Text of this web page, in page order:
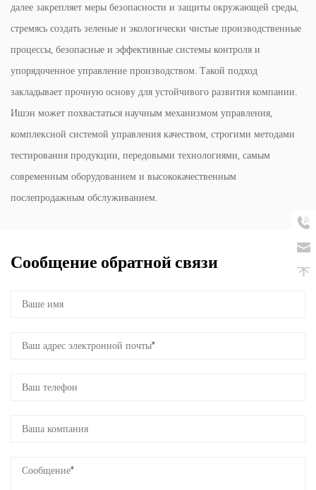
далее закрепляет меры безопасности и защиты окружающей среды,
стремясь создать зеленые и экологически чистые производственные
процессы, безопасные и эффективные системы контроля и
упорядоченное управление производством. Такой подход
закладывает прочную основу для устойчивого развития компании.
Ишэн может похвастаться научным механизмом управления,
комплексной системой управления качеством, строгими методами
тестирования продукции, передовыми технологиями, самым
современным оборудованием и высококачественным
послепродажным обслуживанием.
Сообщение обратной связи